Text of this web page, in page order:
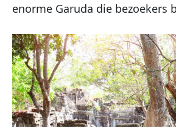
enorme Garuda die bezoekers